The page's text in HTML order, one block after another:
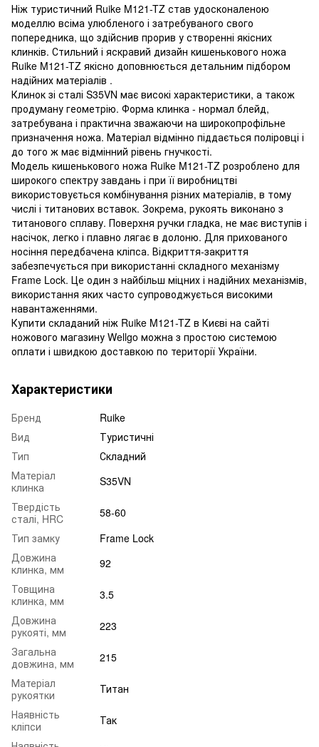
Ніж туристичний Ruike M121-TZ став удосконаленою
моделлю всіма улюбленого і затребуваного свого
попередника, що здійснив прорив у створенні якісних
клинків. Стильний і яскравий дизайн кишенькового ножа
Ruike M121-TZ якісно доповнюється детальним підбором
надійних матеріалів .
Клинок зі сталі S35VN має високі характеристики, а також
продуману геометрію. Форма клинка - нормал блейд,
затребувана і практична зважаючи на широкопрофільне
призначення ножа. Матеріал відмінно піддається поліровці і
до того ж має відмінний рівень гнучкості.
Модель кишенькового ножа Ruike M121-TZ розроблено для
широкого спектру завдань і при її виробництві
використовується комбінування різних матеріалів, в тому
числі і титанових вставок. Зокрема, рукоять виконано з
титанового сплаву. Поверхня ручки гладка, не має виступів і
насічок, легко і плавно лягає в долоню. Для прихованого
носіння передбачена кліпса. Відкриття-закриття
забезпечується при використанні складного механізму
Frame Lock. Це один з найбільш міцних і надійних механізмів,
використання яких часто супроводжується високими
навантаженнями.
Купити складаний ніж Ruike M121-TZ в Києві на сайті
ножового магазину Wellgo можна з простою системою
оплати і швидкою доставкою по території України.
Характеристики
Бренд
Ruike
Вид
Туристичні
Тип
Складний
Матеріал
клинка
S35VN
Твердість
сталі, HRC
58-60
Тип замку
Frame Lock
Довжина
клинка, мм
92
Товщина
клинка, мм
3.5
Довжина
рукояті, мм
223
Загальна
довжина, мм
215
Матеріал
рукоятки
Титан
Наявність
кліпси
Так